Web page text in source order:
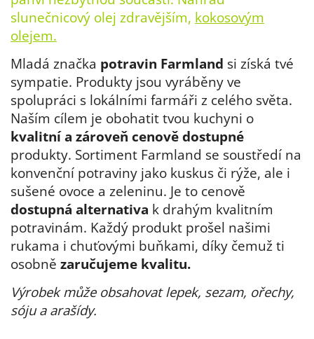
slunečnicový olej zdravějším, kokosovým
olejem.
Mladá značka potravin Farmland si získá tvé
sympatie. Produkty jsou vyráběny ve
spolupráci s lokálními farmáři z celého světa.
Naším cílem je obohatit tvou kuchyni o
kvalitní a zároveň cenově dostupné
produkty. Sortiment Farmland se soustředí na
konvenční potraviny jako kuskus či rýže, ale i
sušené ovoce a zeleninu. Je to cenově
dostupná alternativa k drahým kvalitním
potravinám. Každý produkt prošel našimi
rukama i chuťovými buňkami, díky čemuž ti
osobně zaručujeme kvalitu.
Výrobek může obsahovat lepek, sezam, ořechy,
sóju a arašídy.